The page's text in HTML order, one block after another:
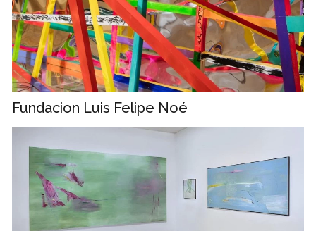
Fundacion Luis Felipe Noé